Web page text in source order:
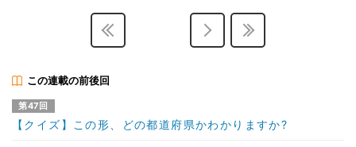
この連載の前後回
第47回
【クイズ】この形、どの都道府県かわかりますか?